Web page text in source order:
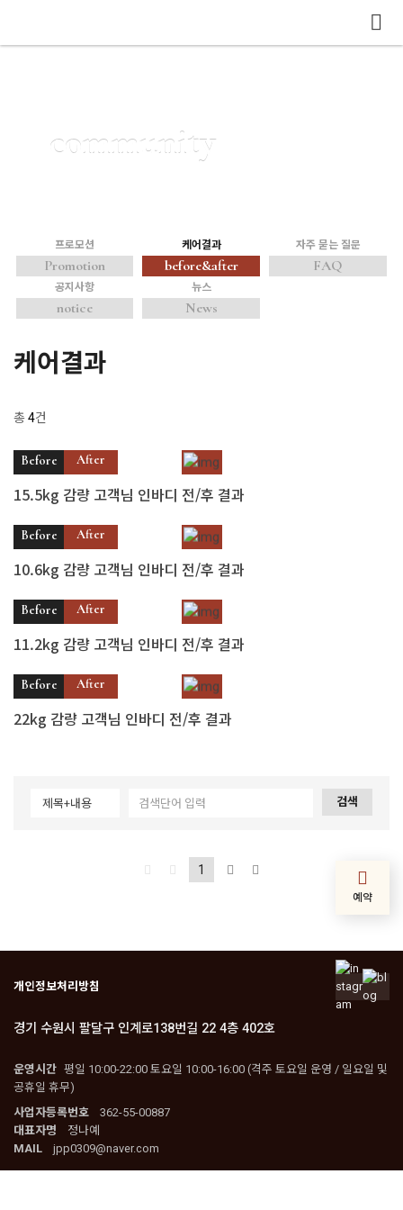
community
프로모션
Promotion
케어결과
before&after
자주 묻는 질문
FAQ
공지사항
notice
뉴스
News
케어결과
총4건
Before After
15.5kg 감량 고객님 인바디 전/후 결과
Before After
10.6kg 감량 고객님 인바디 전/후 결과
Before After
11.2kg 감량 고객님 인바디 전/후 결과
Before After
22kg 감량 고객님 인바디 전/후 결과
검색
1
예약
개인정보처리방침
경기 수원시 팔달구 인계로138번길 22 4층 402호
운영시간 평일 10:00-22:00 토요일 10:00-16:00 (격주 토요일 운영 / 일요일 및
공휴일 휴무)
사업자등록번호
362-55-00887
대표자명
정나예
MAIL
jpp0309@naver.com